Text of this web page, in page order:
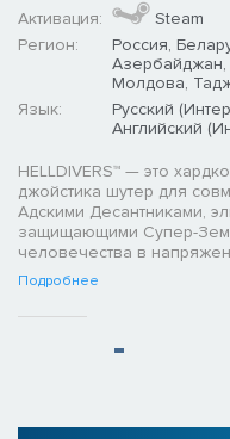
Активация:
Steam
Регион:
Россия,
Азербайджан,
Молдова,
Язык:
Русский
Английский
HELLDIVERS™ — это
джойстика шутер для
Адскими Десантниками,
защищающими Супер-
человечества в
Подробнее